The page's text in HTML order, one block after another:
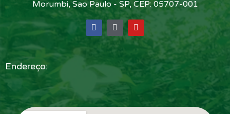
Morumbi, Sao Paulo - SP, CEP: 05707-001
Endereço: